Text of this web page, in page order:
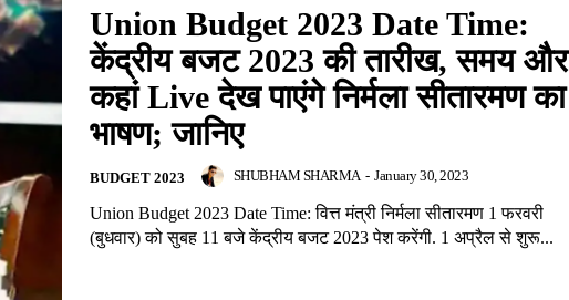
Union Budget 2023 Date Time:
केंद्रीय बजट 2023 की तारीख, समय और
कहां Live देख पाएंगे निर्मला सीतारमण का
भाषण; जानिए
BUDGET 2023 SHUBHAM SHARMA - January 30, 2023
Union Budget 2023 Date Time: वित्त मंत्री निर्मला सीतारमण 1 फरवरी
(बुधवार) को सुबह 11 बजे केंद्रीय बजट 2023 पेश करेंगी. 1 अप्रैल से शुरू...